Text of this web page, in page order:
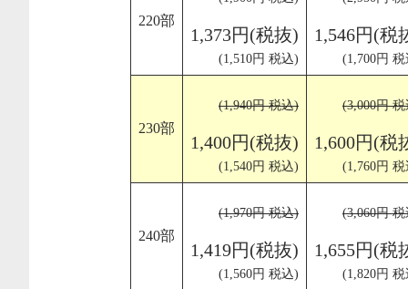
220部
1,373円(税抜)
(1,510円 税込)
1,546円(税
(1,700円
230部
(1,940円 税込)
1,400円(税抜)
(1,540円 税込)
(3,000円
1,600円(税
(1,760円
240部
(1,970円 税込)
1,419円(税抜)
(1,560円 税込)
(3,060円
1,655円(税
(1,820円